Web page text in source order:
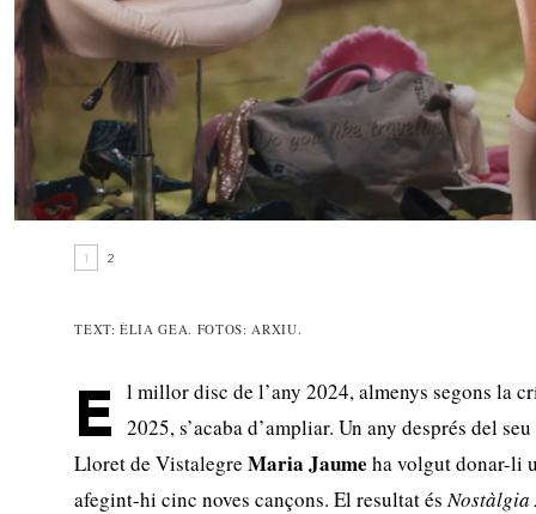
1 2
TEXT: ÈLIA GEA. FOTOS: ARXIU.
E l millor disc de l’any 2024, almenys segons la
2025, s’acaba d’ampliar. Un any després del
Lloret de VistalegreMaria Jaume ha volgut donar-li
afegint-hi cinc noves cançons. El resultat ésNostàlgia